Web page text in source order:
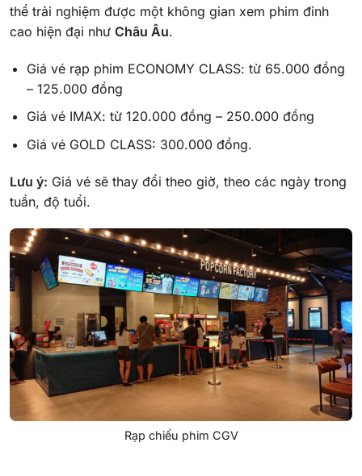
thể trải nghiệm được một không gian xem phim đỉnh
cao hiện đại như Châu Âu.
Giá vé rạp phim ECONOMY CLASS: từ 65.000 đồng
– 125.000 đồng
Giá vé IMAX: từ 120.000 đồng – 250.000 đồng
Giá vé GOLD CLASS: 300.000 đồng.
Lưu ý: Giá vé sẽ thay đổi theo giờ, theo các ngày trong
tuần, độ tuổi.
Rạp chiếu phim CGV